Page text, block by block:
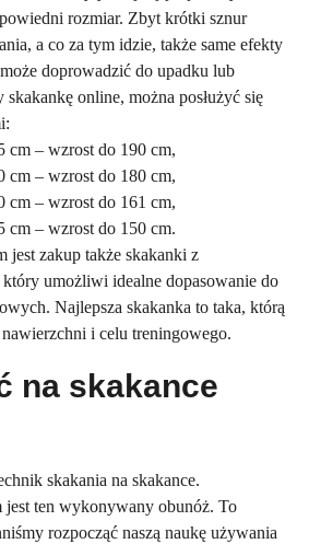
rozmiar. Zbyt krótki sznur
a co za tym idzie, także same efekty
doprowadzić do upadku lub
online, można posłużyć się
cm – wzrost do 190 cm,
cm – wzrost do 180 cm,
cm – wzrost do 161 cm,
cm – wzrost do 150 cm.
jest zakup także skakanki z
umożliwi idealne dopasowanie do
Najlepsza skakanka to taka, którą
i celu treningowego.
na skakance
skakania na skakance.
jest ten wykonywany obunóż. To
rozpocząć naszą naukę używania